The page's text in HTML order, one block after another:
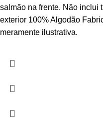
salmão na frente. Não inclui
exterior 100% Algodão
meramente ilustrativa.